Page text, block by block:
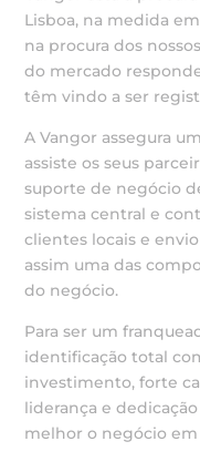
Lisboa, na medida
na procura dos
do mercado
têm vindo a ser
A Vangor assegura
assiste os seus
suporte de negócio
sistema central e
clientes locais e
assim uma das
do negócio.
Para ser um
identificação total
investimento, forte
liderança e
melhor o negócio